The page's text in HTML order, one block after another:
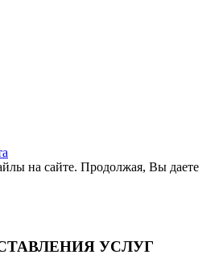
на сайте. Продолжая, Вы даете
УСЛУГ